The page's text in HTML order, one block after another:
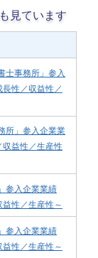
見ています
士事務所」参入
性／収益性／
所」参入企業業
益性／生産性
参入企業業績
性／生産性～
参入企業業績
性／生産性～